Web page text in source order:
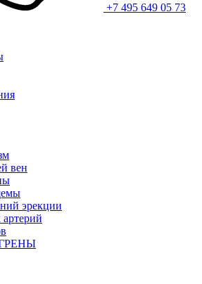
+7 495 649 05 73
вен
эрекции